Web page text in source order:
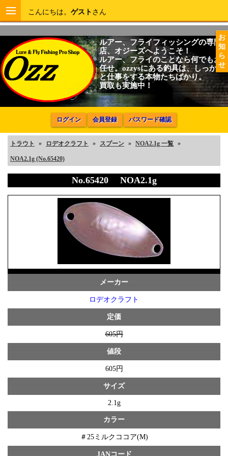
お
知
ら
せ
こんにちは。 ゲスト さん
ルアー、フライフィッシングの専門
店、オジーズへようこそ！
ルアー、フライのことなら何でもお
任せ。ozzysにある釣具は、しっかり
と仕事をする本物たちばかり。
買取も実施中！
ログイン 会員登録 パスワード確認
トラウト » ロデオクラフト » スプーン » NOA2.1g 一覧 »
NOA2.1g (No.65420)
No.65420 NOA2.1g
メーカー
ロデオクラフト
定価
605円
値段
605円
サイズ
2.1g
カラー
＃25ミルクココア(M)
JANコード